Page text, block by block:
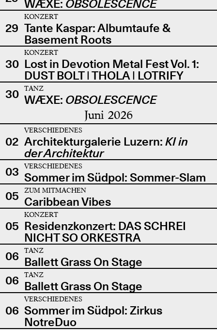
WÆXE: OBSOLESCENCE
29
KONZERT
Tante Kaspar: Albumtaufe &
Basement Roots
30
KONZERT
Lost in Devotion Metal Fest Vol. 1:
DUST BOLT | THOLA | LOTRIFY
30
TANZ
WÆXE: OBSOLESCENCE
Juni 2026
02
VERSCHIEDENES
Architekturgalerie Luzern: KI in
der Architektur
03
VERSCHIEDENES
Sommer im Südpol: Sommer-Slam
05
ZUM MITMACHEN
Caribbean Vibes
05
KONZERT
Residenzkonzert: DAS SCHREI
NICHT SO ORKESTRA
06
TANZ
Ballett Grass On Stage
06
TANZ
Ballett Grass On Stage
06
VERSCHIEDENES
Sommer im Südpol: Zirkus
NotreDuo